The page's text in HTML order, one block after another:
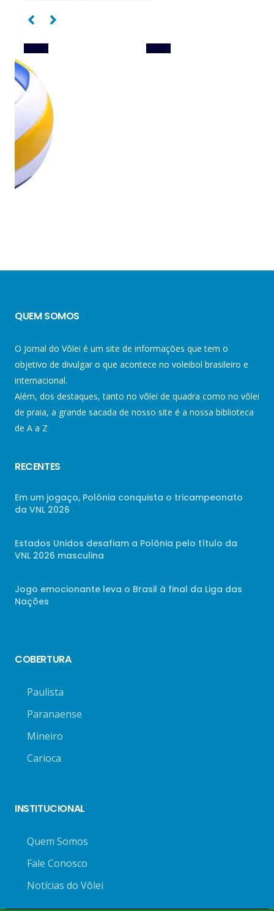
QUEM SOMOS
O Jornal do Vôlei é um site de informações que tem o
objetivo de divulgar o que acontece no voleibol brasileiro e
internacional.
Além, dos destaques, tanto no vôlei de quadra como no vôlei
de praia, a grande sacada de nosso site é a nossa biblioteca
de A a Z
RECENTES
Em um jogaço, Polônia conquista o tricampeonato
da VNL 2026
Estados Unidos desafiam a Polônia pelo título da
VNL 2026 masculina
Jogo emocionante leva o Brasil à final da Liga das
Nações
COBERTURA
Paulista
Paranaense
Mineiro
Carioca
INSTITUCIONAL
Quem Somos
Fale Conosco
Notícias do Vôlei